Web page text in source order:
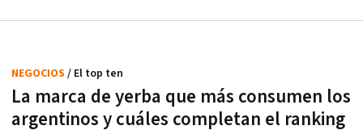
La marca de yerba que más consumen los
argentinos y cuáles completan el ranking
NEGOCIOS / El top ten